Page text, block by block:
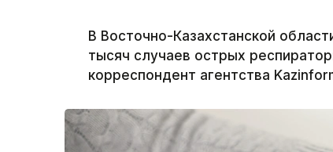
В Восточно-Казахстанской
тысяч случаев острых
корреспондент агентства